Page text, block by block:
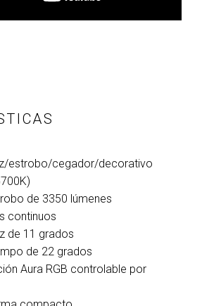
estrobo/cegador/decorativo
de 3350 lúmenes
continuos
de 11 grados
de 22 grados
Aura RGB controlable por